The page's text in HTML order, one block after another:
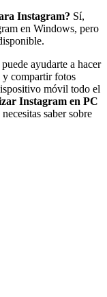
Instagram? Sí,
en Windows, pero
ayudarte a hacer
y compartir fotos
móvil todo el
Instagram en PC
saber sobre